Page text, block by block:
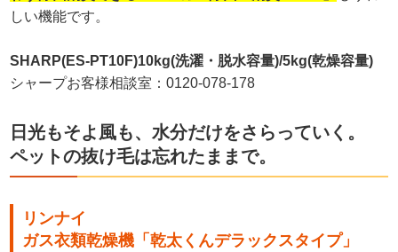
しい機能です。
SHARP(ES-PT10F)10kg(洗濯・脱水容量)/5kg(乾燥容量)
シャープお客様相談室：0120-078-178
日光もそよ風も、水分だけをさらっていく。
ペットの抜け毛は忘れたままで。
リンナイ
ガス衣類乾燥機「乾太くんデラックスタイプ」